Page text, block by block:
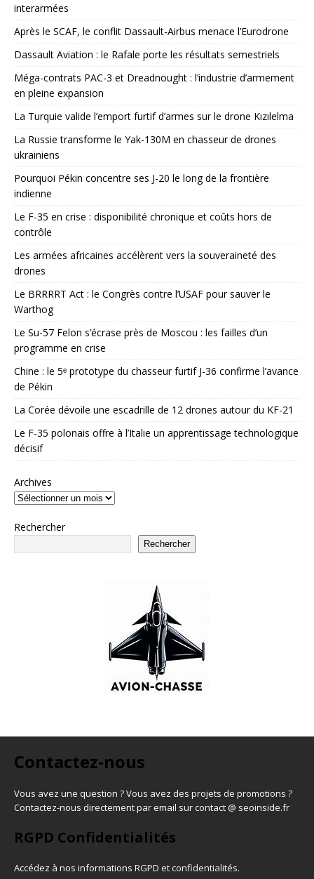
interarmées
Après le SCAF, le conflit Dassault-Airbus menace l’Eurodrone
Dassault Aviation : le Rafale porte les résultats semestriels
Méga-contrats PAC-3 et Dreadnought : l’industrie d’armement
en pleine expansion
La Turquie valide l’emport furtif d’armes sur le drone Kızılelma
La Russie transforme le Yak-130M en chasseur de drones
ukrainiens
Pourquoi Pékin concentre ses J-20 le long de la frontière
indienne
Le F-35 en crise : disponibilité chronique et coûts hors de
contrôle
Les armées africaines accélèrent vers la souveraineté des
drones
Le BRRRRT Act : le Congrès contre l’USAF pour sauver le
Warthog
Le Su-57 Felon s’écrase près de Moscou : les failles d’un
programme en crise
Chine : le 5ᵉ prototype du chasseur furtif J-36 confirme l’avance
de Pékin
La Corée dévoile une escadrille de 12 drones autour du KF-21
Le F-35 polonais offre à l’Italie un apprentissage technologique
décisif
Archives
Rechercher
Rechercher
Contactez-nous
Vous avez une question ? Vous avez des projets de promotions ?
Contactez-nous directement par email sur contact @ seoinside.fr
RGPD Confidentialités
Accédez à nos informations RGPD et confidentialités.